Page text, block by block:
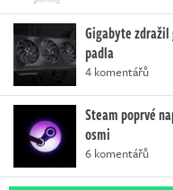
Gigabyte
padla
4 komentářů
Steam poprvé
osmi
6 komentářů